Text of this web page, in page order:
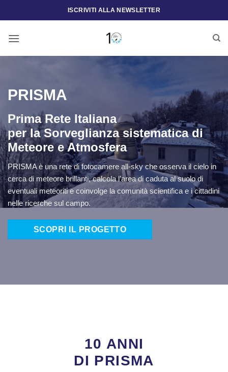
ai
ISCRIVITI ALLA NEWSLETTER
PRISMA
Prima Rete Italiana
per la Sorveglianza sistematica di
Meteore e Atmosfera
PRISMA è una rete di fotocamere all-sky che osserva il cielo in
cerca di meteore brillanti, calcola l’area di caduta al suolo di
eventuali meteoriti e coinvolge la comunità scientifica e i cittadini
nelle ricerche sul campo.
SCOPRI IL PROGETTO
10 ANNI
DI PRISMA